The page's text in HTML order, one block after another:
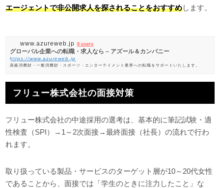
エージェントで非公開求人を探されることをおすすめします。
www.azureweb.jp 8 users
グローバル企業への転職・求人なら – アズール＆カンパニー
https://www.azureweb.jp
高級消費財・一般消費財・スポーツ・エンターテイメント業界への転職をサポートいたします。
フリュー株式会社の面接対策
フリュー株式会社の中途採用の選考は、基本的に筆記試験・適
性検査（SPI）→1～2次面接→最終面接（社長）の流れで行わ
れます。
取り扱っている製品・サービスのターゲット層が10～20代女性
であることから、面接では「学生のときに注力したこと」な